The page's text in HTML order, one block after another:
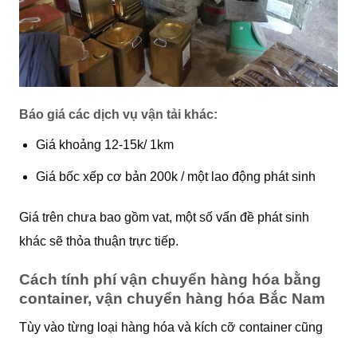
Báo giá các dịch vụ vận tải khác:
Giá khoảng 12-15k/ 1km
Giá bốc xếp cơ bản 200k / một lao động phát sinh
Giá trên chưa bao gồm vat, một số vấn đề phát sinh
khác sẽ thỏa thuận trực tiếp.
Cách tính phí vận chuyển hàng hóa bằng
container, vận chuyển hàng hóa Bắc Nam
Tùy vào từng loại hàng hóa và kích cỡ container cũng